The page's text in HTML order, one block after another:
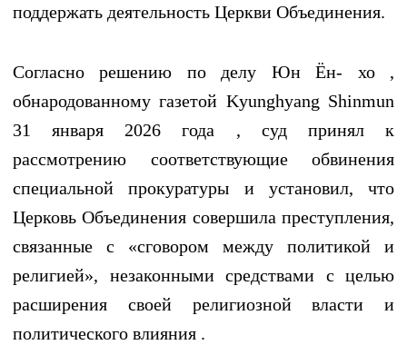
поддержать деятельность Церкви Объединения.
Согласно решению по делу Юн Ён- хо ,
обнародованному газетой Kyunghyang Shinmun
31 января 2026 года , суд принял к
рассмотрению соответствующие обвинения
специальной прокуратуры и установил, что
Церковь Объединения совершила преступления,
связанные с «сговором между политикой и
религией», незаконными средствами с целью
расширения своей религиозной власти и
политического влияния .